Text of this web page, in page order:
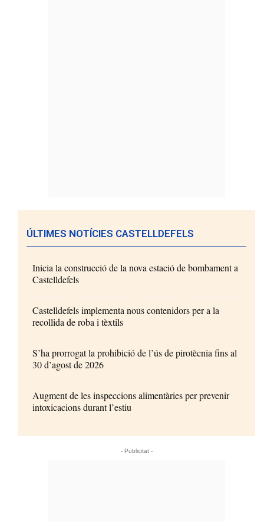
ÚLTIMES NOTÍCIES CASTELLDEFELS
Inicia la construcció de la nova estació de bombament a
Castelldefels
Castelldefels implementa nous contenidors per a la
recollida de roba i tèxtils
S’ha prorrogat la prohibició de l’ús de pirotècnia fins al
30 d’agost de 2026
Augment de les inspeccions alimentàries per prevenir
intoxicacions durant l’estiu
- Publicitat -